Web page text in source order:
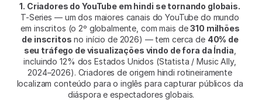
1. Criadores do YouTube em hindi se tornando globais.
T-Series — um dos maiores canais do YouTube do mundo
em inscritos (o 2º globalmente, com mais de 310 milhões
de inscritos no início de 2026) — tem cerca de 40% de
seu tráfego de visualizações vindo de fora da Índia
incluindo 12% dos Estados Unidos (Statista / Music Ally,
2024–2026). Criadores de origem hindi rotineiramente
localizam conteúdo para o inglês para capturar públicos da
diáspora e espectadores globais.